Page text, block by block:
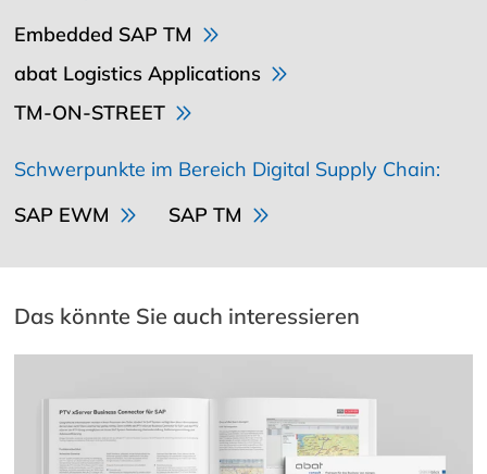
Embedded SAP TM
abat Logistics Applications
TM-ON-STREET
Schwerpunkte im Bereich Digital Supply Chain:
SAP EWM
SAP TM
Das könnte Sie auch interessieren